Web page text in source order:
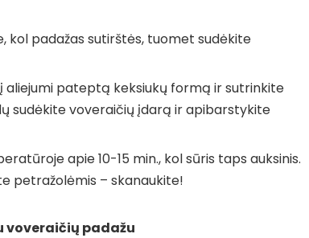
kol padažas sutirštės, tuomet sudėkite
aliejumi pateptą keksiukų formą ir sutrinkite
sudėkite voveraičių įdarą ir apibarstykite
apie 10-15 min., kol sūris taps auksinis.
petražolėmis – skanaukite!
voveraičių padažu